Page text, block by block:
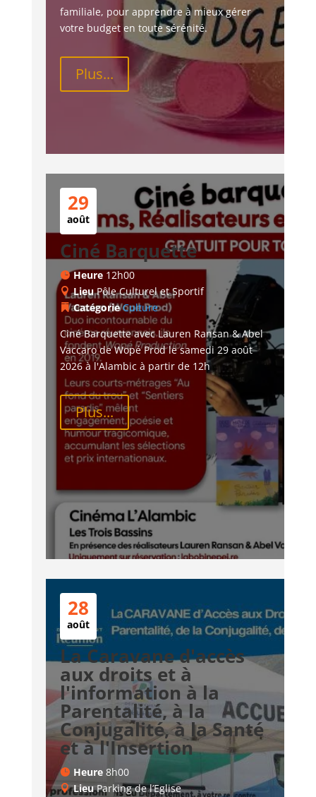
familiale, pour apprendre à mieux gérer
votre budget en toute sérénité.
Plus...
29
août
Ciné Barquette
Heure 12h00
LieuPôle Culturel et Sportif
CatégorieCulture
Ciné Barquette avec Lauren Ransan & Abel
Vaccaro de Wopé Prod le samedi 29 août
2026 à l'Alambic à partir de 12h
Plus...
28
août
La Caravane d'accès
aux droits et à
l'information à la
Parentalité, à la
Conjugalité, à la Santé
et à l'Insertion
Heure 8h00
LieuParking de l’Eglise